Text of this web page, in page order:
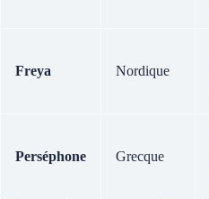
Freya Nordique
Perséphone Grecque